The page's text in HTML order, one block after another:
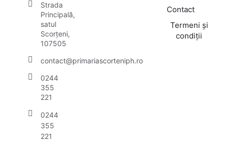
Strada
Principală,
satul
Scorțeni,
107505
contact@primariascorteniph.ro
0244
355
221
0244
355
221
Contact
Termeni și
condiții